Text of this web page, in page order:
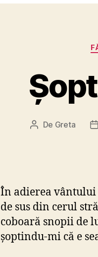
Autor
De Greta
În adierea
de sus din cerul
coboară snopii de
şoptindu-mi că e